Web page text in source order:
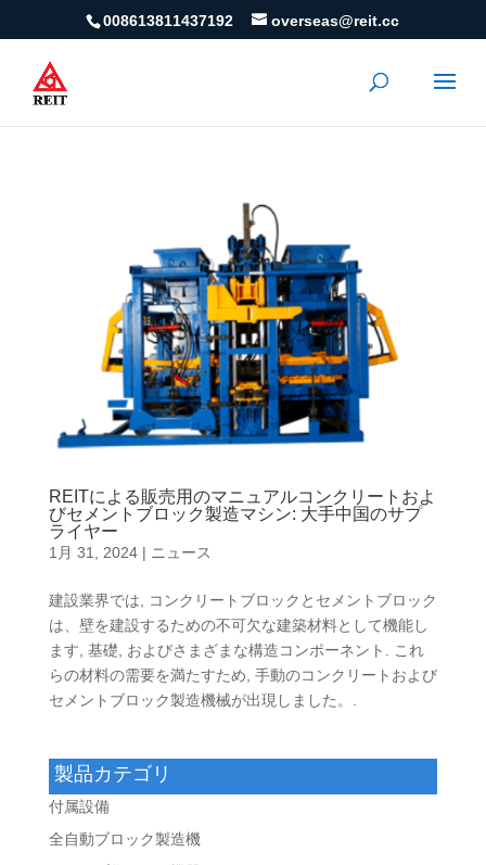
008613811437192 overseas@reit.cc
REITによる販売用のマニュアルコンクリートおよ
びセメントブロック製造マシン: 大手中国のサプ
ライヤー
1月 31, 2024| ニュース
建設業界では, コンクリートブロックとセメントブロック
は、壁を建設するための不可欠な建築材料として機能し
ます, 基礎, およびさまざまな構造コンポーネント. これ
らの材料の需要を満たすため, 手動のコンクリートおよび
セメントブロック製造機械が出現しました。.
製品カテゴリ
付属設備
全自動ブロック製造機